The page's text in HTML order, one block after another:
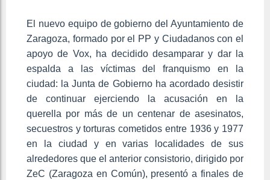
El nuevo equipo de gobierno del Ayuntamiento de
Zaragoza, formado por el PP y Ciudadanos con el
apoyo de Vox, ha decidido desamparar y dar la
espalda a las víctimas del franquismo en la
ciudad: la Junta de Gobierno ha acordado desistir
de continuar ejerciendo la acusación en la
querella por más de un centenar de asesinatos,
secuestros y torturas cometidos entre 1936 y 1977
en la ciudad y en varias localidades de sus
alrededores que el anterior consistorio, dirigido por
ZeC (Zaragoza en Común), presentó a finales de